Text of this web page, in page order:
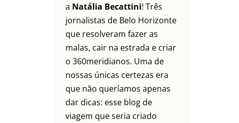
a Natália Becattini! Três
jornalistas de Belo Horizonte
que resolveram fazer as
malas, cair na estrada e criar
o 360meridianos. Uma de
nossas únicas certezas era
que não queríamos apenas
dar dicas: esse blog de
viagem que seria criado